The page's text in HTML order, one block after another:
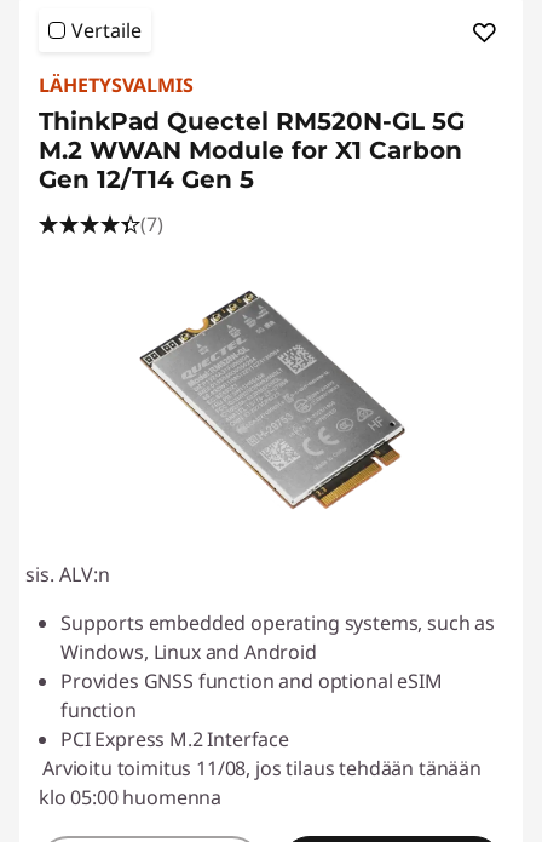
Vertaile
LÄHETYSVALMIS
ThinkPad Quectel RM520N-GL 5G
M.2 WWAN Module for X1 Carbon
Gen 12/T14 Gen 5
(7)
sis. ALV:n
Supports embedded operating systems, such as
Windows, Linux and Android
Provides GNSS function and optional eSIM
function
PCI Express M.2 Interface
Arvioitu toimitus 11/08, jos tilaus tehdään tänään
klo 05:00 huomenna